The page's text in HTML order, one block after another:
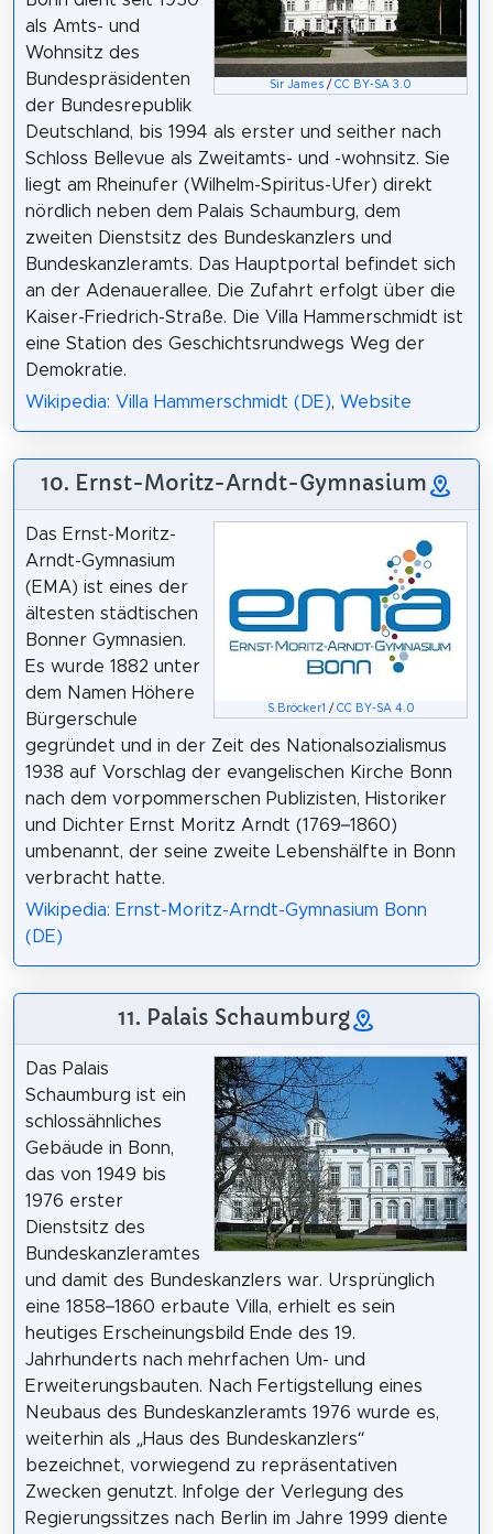
Sir James /CC BY-SA 3.0
als Amts- und
Wohnsitz des
Bundespräsidenten
der Bundesrepublik
Deutschland, bis 1994 als erster und seither nach
Schloss Bellevue als Zweitamts- und -wohnsitz. Sie
liegt am Rheinufer (Wilhelm-Spiritus-Ufer) direkt
nördlich neben dem Palais Schaumburg, dem
zweiten Dienstsitz des Bundeskanzlers und
Bundeskanzleramts. Das Hauptportal befindet sich
an der Adenauerallee. Die Zufahrt erfolgt über die
Kaiser-Friedrich-Straße. Die Villa Hammerschmidt ist
eine Station des Geschichtsrundwegs Weg der
Demokratie.
Wikipedia: Villa Hammerschmidt (DE), Website
10. Ernst-Moritz-Arndt-Gymnasium
S.Bröcker1 / CC BY-SA 4.0
Das Ernst-Moritz-
Arndt-Gymnasium
(EMA) ist eines der
ältesten städtischen
Bonner Gymnasien.
Es wurde 1882 unter
dem Namen Höhere
Bürgerschule
gegründet und in der Zeit des Nationalsozialismus
1938 auf Vorschlag der evangelischen Kirche Bonn
nach dem vorpommerschen Publizisten, Historiker
und Dichter Ernst Moritz Arndt (1769–1860)
umbenannt, der seine zweite Lebenshälfte in Bonn
verbracht hatte.
Wikipedia: Ernst-Moritz-Arndt-Gymnasium Bonn
(DE)
11. Palais Schaumburg
Das Palais
Schaumburg ist ein
schlossähnliches
Gebäude in Bonn,
das von 1949 bis
1976 erster
Dienstsitz des
Bundeskanzleramtes
und damit des Bundeskanzlers war. Ursprünglich
eine 1858–1860 erbaute Villa, erhielt es sein
heutiges Erscheinungsbild Ende des 19.
Jahrhunderts nach mehrfachen Um- und
Erweiterungsbauten. Nach Fertigstellung eines
Neubaus des Bundeskanzleramts 1976 wurde es,
weiterhin als „Haus des Bundeskanzlers“
bezeichnet, vorwiegend zu repräsentativen
Zwecken genutzt. Infolge der Verlegung des
Regierungssitzes nach Berlin im Jahre 1999 diente